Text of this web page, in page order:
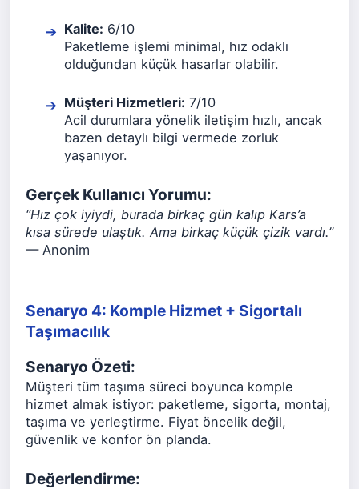
Kalite: 6/10
Paketleme işlemi minimal, hız odaklı
olduğundan küçük hasarlar olabilir.
Müşteri Hizmetleri: 7/10
Acil durumlara yönelik iletişim hızlı, ancak
bazen detaylı bilgi vermede zorluk
yaşanıyor.
Gerçek Kullanıcı Yorumu:
“Hız çok iyiydi, burada birkaç gün kalıp Kars’a
kısa sürede ulaştık. Ama birkaç küçük çizik vardı.”
— Anonim
Senaryo 4: Komple Hizmet + Sigortalı
Taşımacılık
Senaryo Özeti:
Müşteri tüm taşıma süreci boyunca komple
hizmet almak istiyor: paketleme, sigorta, montaj,
taşıma ve yerleştirme. Fiyat öncelik değil,
güvenlik ve konfor ön planda.
Değerlendirme: